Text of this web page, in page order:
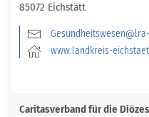
85072 Eichstätt
www.landkreis-
Caritasverband für die